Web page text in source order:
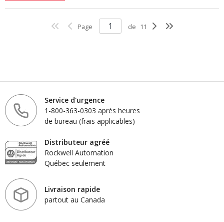
Page de 11
Service d'urgence
1-800-363-0303 après heures
de bureau (frais applicables)
Distributeur agréé
Rockwell Automation
Québec seulement
Livraison rapide
partout au Canada